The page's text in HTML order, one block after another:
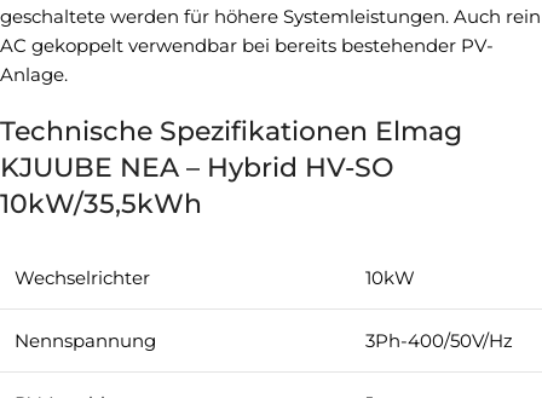
geschaltete werden für höhere Systemleistungen. Auch rein
AC gekoppelt verwendbar bei bereits bestehender PV-
Anlage.
Technische Spezifikationen Elmag
KJUUBE NEA – Hybrid HV-SO
10kW/35,5kWh
Wechselrichter 10kW
Nennspannung 3Ph-400/50V/Hz